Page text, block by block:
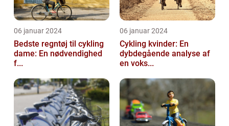
06 januar 2024
Bedste regntøj til cykling
dame: En nødvendighed
f...
06 januar 2024
Cykling kvinder: En
dybdegående analyse af
en voks...